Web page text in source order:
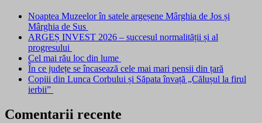
Noaptea Muzeelor în satele argeșene Mârghia de Jos și
Mârghia de Sus
ARGEȘ INVEST 2026 – succesul normalității și al
progresului
Cel mai rău loc din lume
În ce județe se încasează cele mai mari pensii din țară
Copiii din Lunca Corbului și Săpata învață „Călușul la firul
ierbii”
Comentarii recente